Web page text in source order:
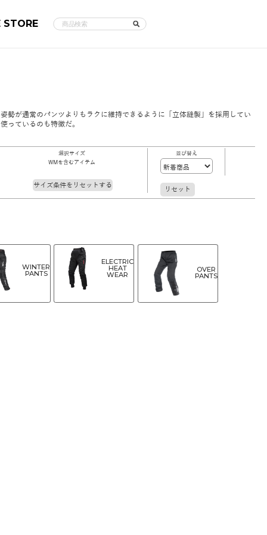
STORE
勢が通常のパンツよりもラクに維持できるように「立体縫製」を採用してい
っているのも特徴だ。
選択サイズ
WMを含むアイテム
サイズ条件をリセットする
並び替え
リセット
WINTER
PANTS
ELECTRIC
HEAT
WEAR
OVER
PANTS